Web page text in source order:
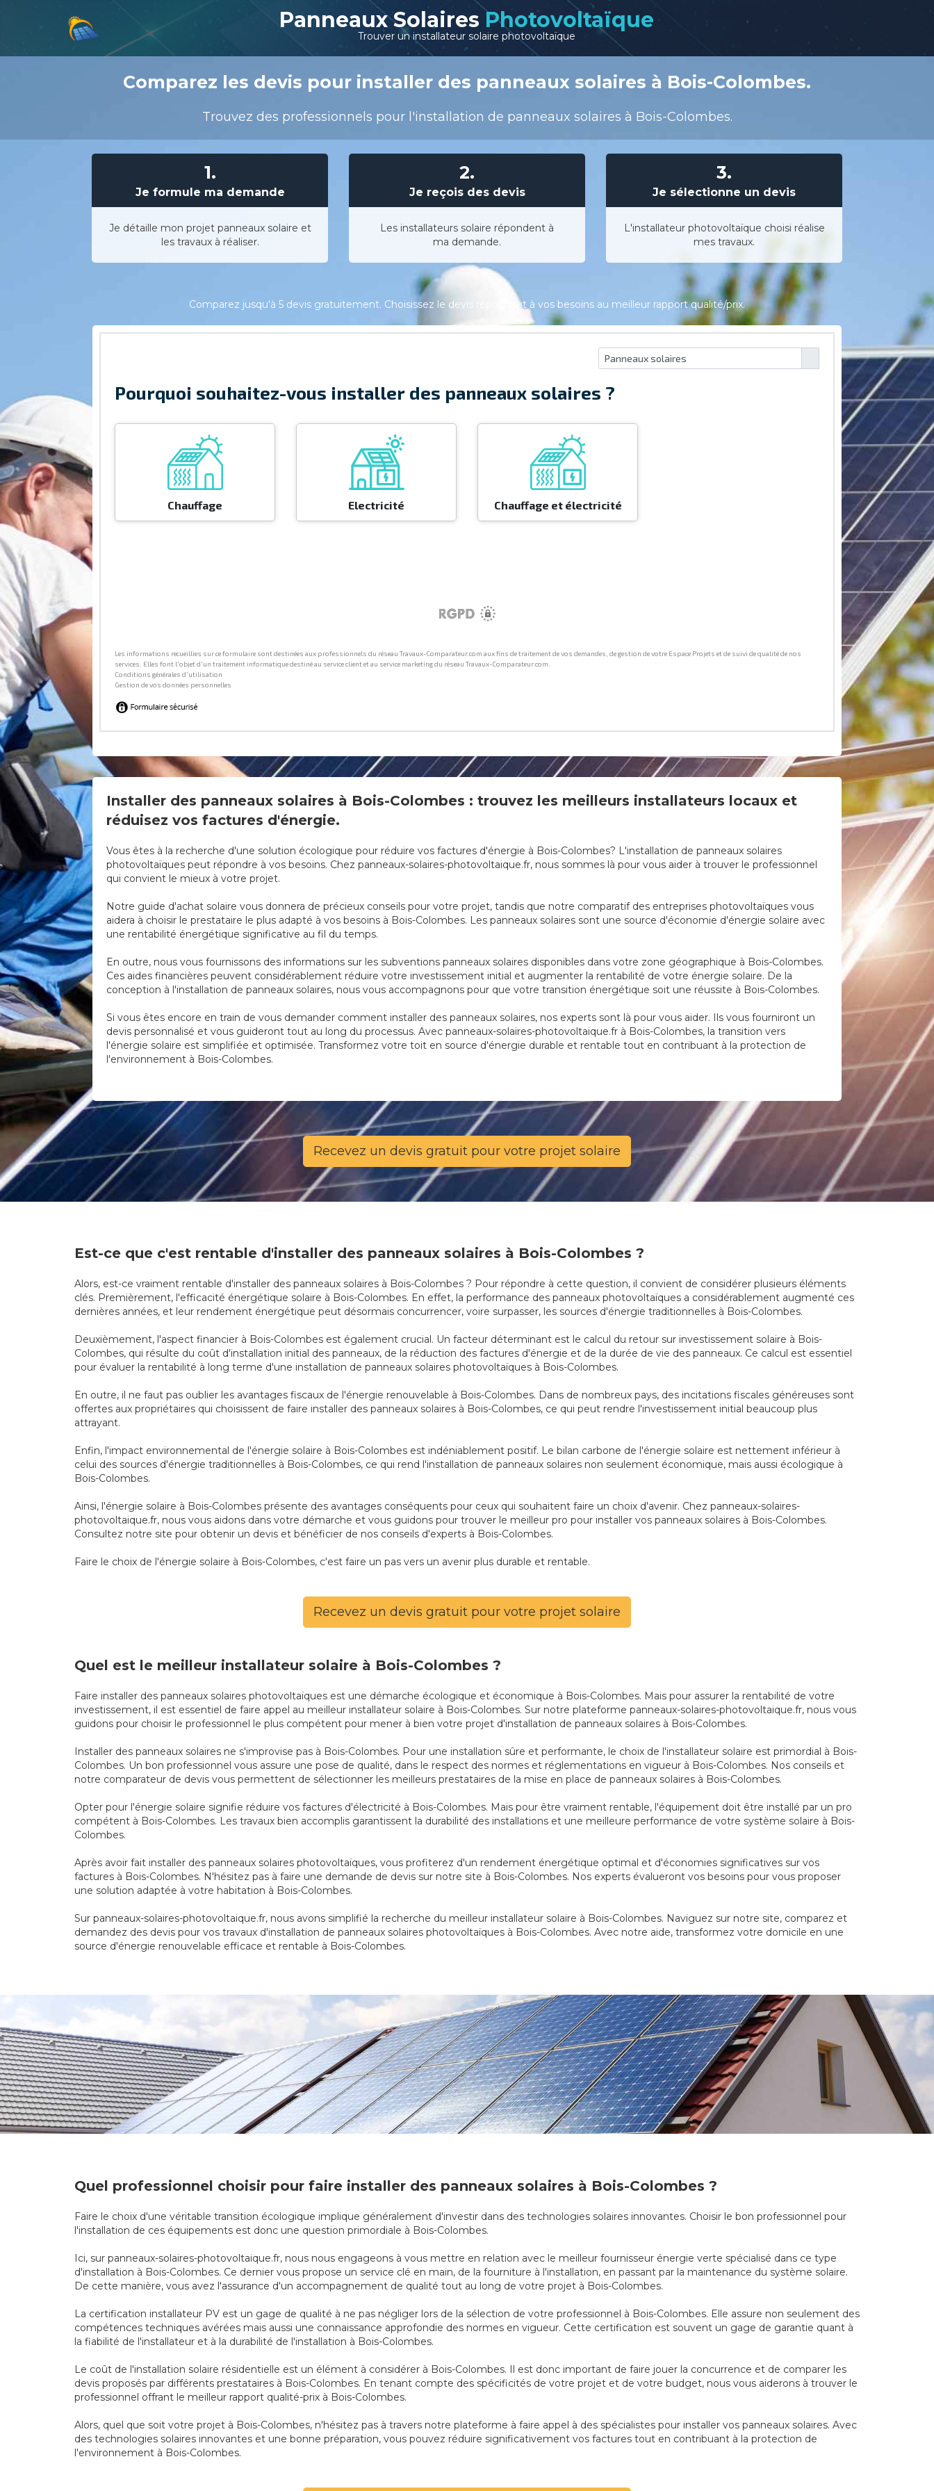
Panneaux Solaires Photovoltaïque
Trouver un installateur solaire photovoltaïque
Comparez les devis pour installer des panneaux solaires à Bois-Colombes.
Trouvez des professionnels pour l'installation de panneaux solaires à Bois-Colombes.
1.
Je formule ma demande
Je détaille mon projet panneaux solaire et
les travaux à réaliser.
2.
Je reçois des devis
Les installateurs solaire répondent à
ma demande.
3.
Je sélectionne un devis
L'installateur photovoltaïque choisi réalise
mes travaux.
Comparez jusqu'à 5 devis gratuitement. Choisissez le devis répondant à vos besoins au meilleur rapport qualité/prix.
Installer des panneaux solaires à Bois-Colombes : trouvez les meilleurs installateurs locaux et
réduisez vos factures d'énergie.
Vous êtes à la recherche d'une solution écologique pour réduire vos factures d'énergie à Bois-Colombes? L'installation de panneaux solaires
photovoltaïques peut répondre à vos besoins. Chez panneaux-solaires-photovoltaique.fr, nous sommes là pour vous aider à trouver le professionnel
qui convient le mieux à votre projet.
Notre guide d'achat solaire vous donnera de précieux conseils pour votre projet, tandis que notre comparatif des entreprises photovoltaïques vous
aidera à choisir le prestataire le plus adapté à vos besoins à Bois-Colombes. Les panneaux solaires sont une source d'économie d'énergie solaire avec
une rentabilité énergétique significative au fil du temps.
En outre, nous vous fournissons des informations sur les subventions panneaux solaires disponibles dans votre zone géographique à Bois-Colombes.
Ces aides financières peuvent considérablement réduire votre investissement initial et augmenter la rentabilité de votre énergie solaire. De la
conception à l'installation de panneaux solaires, nous vous accompagnons pour que votre transition énergétique soit une réussite à Bois-Colombes.
Si vous êtes encore en train de vous demander comment installer des panneaux solaires, nos experts sont là pour vous aider. Ils vous fourniront un
devis personnalisé et vous guideront tout au long du processus. Avec panneaux-solaires-photovoltaique.fr à Bois-Colombes, la transition vers
l'énergie solaire est simplifiée et optimisée. Transformez votre toit en source d'énergie durable et rentable tout en contribuant à la protection de
l'environnement à Bois-Colombes.
Recevez un devis gratuit pour votre projet solaire
Est-ce que c'est rentable d'installer des panneaux solaires à Bois-Colombes ?
Alors, est-ce vraiment rentable d'installer des panneaux solaires à Bois-Colombes ? Pour répondre à cette question, il convient de considérer plusieurs éléments
clés. Premièrement, l'efficacité énergétique solaire à Bois-Colombes. En effet, la performance des panneaux photovoltaïques a considérablement augmenté ces
dernières années, et leur rendement énergétique peut désormais concurrencer, voire surpasser, les sources d'énergie traditionnelles à Bois-Colombes.
Deuxièmement, l'aspect financier à Bois-Colombes est également crucial. Un facteur déterminant est le calcul du retour sur investissement solaire à Bois-
Colombes, qui résulte du coût d'installation initial des panneaux, de la réduction des factures d'énergie et de la durée de vie des panneaux. Ce calcul est essentiel
pour évaluer la rentabilité à long terme d'une installation de panneaux solaires photovoltaïques à Bois-Colombes.
En outre, il ne faut pas oublier les avantages fiscaux de l'énergie renouvelable à Bois-Colombes. Dans de nombreux pays, des incitations fiscales généreuses sont
offertes aux propriétaires qui choisissent de faire installer des panneaux solaires à Bois-Colombes, ce qui peut rendre l'investissement initial beaucoup plus
attrayant.
Enfin, l'impact environnemental de l'énergie solaire à Bois-Colombes est indéniablement positif. Le bilan carbone de l'énergie solaire est nettement inférieur à
celui des sources d'énergie traditionnelles à Bois-Colombes, ce qui rend l'installation de panneaux solaires non seulement économique, mais aussi écologique à
Bois-Colombes.
Ainsi, l'énergie solaire à Bois-Colombes présente des avantages conséquents pour ceux qui souhaitent faire un choix d'avenir. Chez panneaux-solaires-
photovoltaique.fr, nous vous aidons dans votre démarche et vous guidons pour trouver le meilleur pro pour installer vos panneaux solaires à Bois-Colombes.
Consultez notre site pour obtenir un devis et bénéficier de nos conseils d'experts à Bois-Colombes.
Faire le choix de l'énergie solaire à Bois-Colombes, c'est faire un pas vers un avenir plus durable et rentable.
Recevez un devis gratuit pour votre projet solaire
Quel est le meilleur installateur solaire à Bois-Colombes ?
Faire installer des panneaux solaires photovoltaïques est une démarche écologique et économique à Bois-Colombes. Mais pour assurer la rentabilité de votre
investissement, il est essentiel de faire appel au meilleur installateur solaire à Bois-Colombes. Sur notre plateforme panneaux-solaires-photovoltaique.fr, nous vous
guidons pour choisir le professionnel le plus compétent pour mener à bien votre projet d'installation de panneaux solaires à Bois-Colombes.
Installer des panneaux solaires ne s'improvise pas à Bois-Colombes. Pour une installation sûre et performante, le choix de l'installateur solaire est primordial à Bois-
Colombes. Un bon professionnel vous assure une pose de qualité, dans le respect des normes et réglementations en vigueur à Bois-Colombes. Nos conseils et
notre comparateur de devis vous permettent de sélectionner les meilleurs prestataires de la mise en place de panneaux solaires à Bois-Colombes.
Opter pour l'énergie solaire signifie réduire vos factures d'électricité à Bois-Colombes. Mais pour être vraiment rentable, l'équipement doit être installé par un pro
compétent à Bois-Colombes. Les travaux bien accomplis garantissent la durabilité des installations et une meilleure performance de votre système solaire à Bois-
Colombes.
Après avoir fait installer des panneaux solaires photovoltaïques, vous profiterez d'un rendement énergétique optimal et d'économies significatives sur vos
factures à Bois-Colombes. N'hésitez pas à faire une demande de devis sur notre site à Bois-Colombes. Nos experts évalueront vos besoins pour vous proposer
une solution adaptée à votre habitation à Bois-Colombes.
Sur panneaux-solaires-photovoltaique.fr, nous avons simplifié la recherche du meilleur installateur solaire à Bois-Colombes. Naviguez sur notre site, comparez et
demandez des devis pour vos travaux d'installation de panneaux solaires photovoltaïques à Bois-Colombes. Avec notre aide, transformez votre domicile en une
source d'énergie renouvelable efficace et rentable à Bois-Colombes.
Quel professionnel choisir pour faire installer des panneaux solaires à Bois-Colombes ?
Faire le choix d'une véritable transition écologique implique généralement d'investir dans des technologies solaires innovantes. Choisir le bon professionnel pour
l'installation de ces équipements est donc une question primordiale à Bois-Colombes.
Ici, sur panneaux-solaires-photovoltaique.fr, nous nous engageons à vous mettre en relation avec le meilleur fournisseur énergie verte spécialisé dans ce type
d'installation à Bois-Colombes. Ce dernier vous propose un service clé en main, de la fourniture à l'installation, en passant par la maintenance du système solaire.
De cette manière, vous avez l'assurance d'un accompagnement de qualité tout au long de votre projet à Bois-Colombes.
La certification installateur PV est un gage de qualité à ne pas négliger lors de la sélection de votre professionnel à Bois-Colombes. Elle assure non seulement des
compétences techniques avérées mais aussi une connaissance approfondie des normes en vigueur. Cette certification est souvent un gage de garantie quant à
la fiabilité de l'installateur et à la durabilité de l'installation à Bois-Colombes.
Le coût de l'installation solaire résidentielle est un élément à considérer à Bois-Colombes. Il est donc important de faire jouer la concurrence et de comparer les
devis proposés par différents prestataires à Bois-Colombes. En tenant compte des spécificités de votre projet et de votre budget, nous vous aiderons à trouver le
professionnel offrant le meilleur rapport qualité-prix à Bois-Colombes.
Alors, quel que soit votre projet à Bois-Colombes, n'hésitez pas à travers notre plateforme à faire appel à des spécialistes pour installer vos panneaux solaires. Avec
des technologies solaires innovantes et une bonne préparation, vous pouvez réduire significativement vos factures tout en contribuant à la protection de
l'environnement à Bois-Colombes.